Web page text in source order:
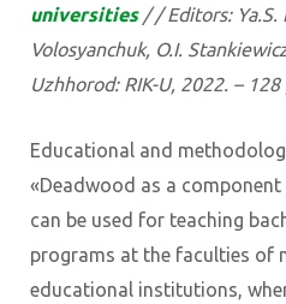
universities / / Editors: Ya.S.
Volosyanchuk, O.I.
Uzhhorod: RIK-U, 2022. – 128
Educational and
«Deadwood as a
can be used for teaching
programs at the faculties of
educational institutions,